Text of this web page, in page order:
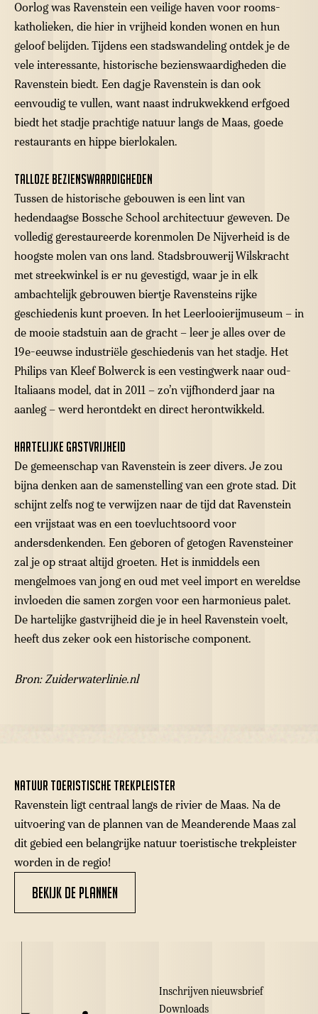
Oorlog was Ravenstein een veilige haven voor rooms-
katholieken, die hier in vrijheid konden wonen en hun
geloof belijden. Tijdens een stadswandeling ontdek je de
vele interessante, historische bezienswaardigheden die
Ravenstein biedt. Een dagje Ravenstein is dan ook
eenvoudig te vullen, want naast indrukwekkend erfgoed
biedt het stadje prachtige natuur langs de Maas, goede
restaurants en hippe bierlokalen.
Talloze bezienswaardigheden
Tussen de historische gebouwen is een lint van
hedendaagse Bossche School architectuur geweven. De
volledig gerestaureerde korenmolen De Nijverheid is de
hoogste molen van ons land. Stadsbrouwerij Wilskracht
met streekwinkel is er nu gevestigd, waar je in elk
ambachtelijk gebrouwen biertje Ravensteins rijke
geschiedenis kunt proeven. In het Leerlooierijmuseum – in
de mooie stadstuin aan de gracht – leer je alles over de
19e-eeuwse industriële geschiedenis van het stadje. Het
Philips van Kleef Bolwerck is een vestingwerk naar oud-
Italiaans model, dat in 2011 – zo’n vijfhonderd jaar na
aanleg – werd herontdekt en direct herontwikkeld.
Hartelijke gastvrijheid
De gemeenschap van Ravenstein is zeer divers. Je zou
bijna denken aan de samenstelling van een grote stad. Dit
schijnt zelfs nog te verwijzen naar de tijd dat Ravenstein
een vrijstaat was en een toevluchtsoord voor
andersdenkenden. Een geboren of getogen Ravensteiner
zal je op straat altijd groeten. Het is inmiddels een
mengelmoes van jong en oud met veel import en wereldse
invloeden die samen zorgen voor een harmonieus palet.
De hartelijke gastvrijheid die je in heel Ravenstein voelt,
heeft dus zeker ook een historische component.
Bron: Zuiderwaterlinie.nl
Natuur toeristische trekpleister
Ravenstein ligt centraal langs de rivier de Maas. Na de
uitvoering van de plannen van de Meanderende Maas zal
dit gebied een belangrijke natuur toeristische trekpleister
worden in de regio!
Bekijk de plannen
Inschrijven nieuwsbrief
Downloads